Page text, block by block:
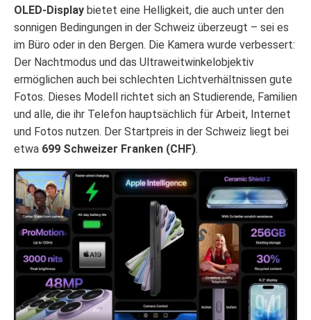
OLED-Display bietet eine Helligkeit, die auch unter den
sonnigen Bedingungen in der Schweiz überzeugt – sei es
im Büro oder in den Bergen. Die Kamera wurde verbessert:
Der Nachtmodus und das Ultraweitwinkelobjektiv
ermöglichen auch bei schlechten Lichtverhältnissen gute
Fotos. Dieses Modell richtet sich an Studierende, Familien
und alle, die ihr Telefon hauptsächlich für Arbeit, Internet
und Fotos nutzen. Der Startpreis in der Schweiz liegt bei
etwa 699 Schweizer Franken (CHF).